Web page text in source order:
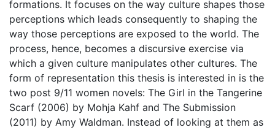
formations. It focuses on the way culture shapes those
perceptions which leads consequently to shaping the
way those perceptions are exposed to the world. The
process, hence, becomes a discursive exercise via
which a given culture manipulates other cultures. The
form of representation this thesis is interested in is the
two post 9/11 women novels: The Girl in the Tangerine
Scarf (2006) by Mohja Kahf and The Submission
(2011) by Amy Waldman. Instead of looking at them as